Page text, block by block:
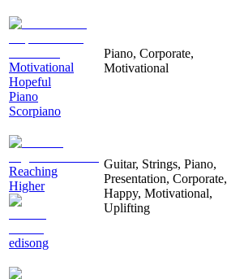
Motivational
Hopeful
Piano
Scorpiano
Piano, Corporate,
Motivational
Reaching
Higher
edisong
Guitar, Strings, Piano,
Presentation, Corporate,
Happy, Motivational,
Uplifting